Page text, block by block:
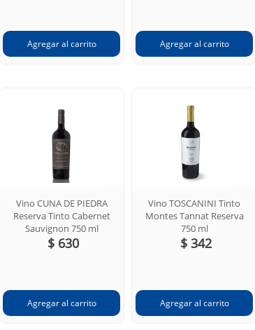
Vino CUNA DE PIEDRA
Reserva Tinto Cabernet
Sauvignon 750 ml
$ 630
Vino TOSCANINI Tinto
Montes Tannat Reserva
750 ml
$ 342